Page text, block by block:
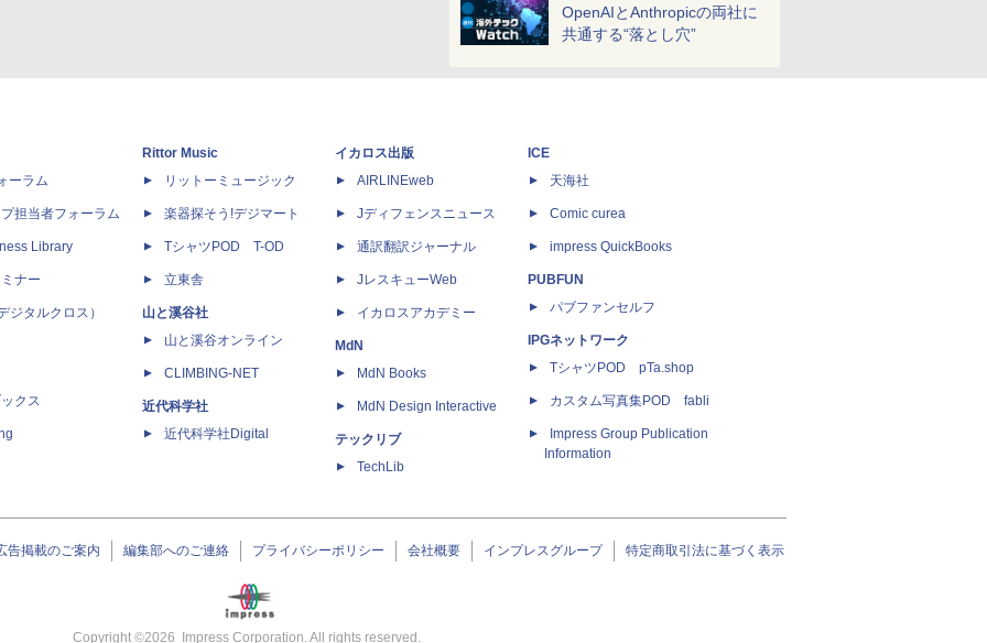
OpenAIとAnthropicの両社に
共通する“落とし穴”
ーラム
担当者フォーラム
Library
ナー
ジタルクロス）
クス
Rittor Music
リットーミュージック
楽器探そう!デジマート
TシャツPOD T-OD
立東舎
山と溪谷社
山と溪谷オンライン
CLIMBING-NET
近代科学社
近代科学社Digital
イカロス出版
AIRLINEweb
Jディフェンスニュース
通訳翻訳ジャーナル
JレスキューWeb
イカロスアカデミー
MdN
MdN Books
MdN Design Interactive
テックリブ
TechLib
ICE
天海社
Comic curea
impress QuickBooks
PUBFUN
パブファンセルフ
IPGネットワーク
TシャツPOD pTa.shop
カスタム写真集POD fabli
Impress Group Publication
Information
告掲載のご案内 編集部へのご連絡 プライバシーポリシー 会社概要 インプレスグループ 特定商取引法に基づく表示
Copyright ©2026 Impress Corporation. All rights reserved.